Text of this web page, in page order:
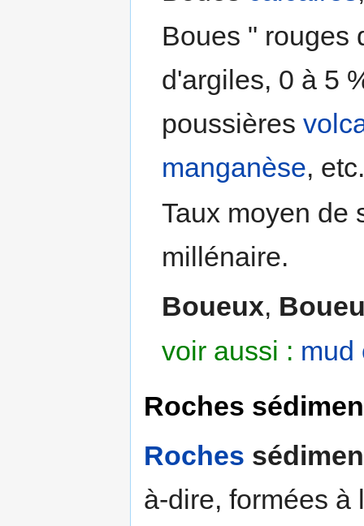
Boues " rouges
d'argiles, 0 à 5
poussières
manganèse,
Taux moyen de
millénaire.
Boueux,
voir aussi : mud
Roches
Roches
à-dire, formées